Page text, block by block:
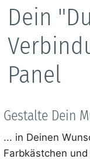
Dein
Panel
Gestalte Dein
... in Deinen
Farbkästchen